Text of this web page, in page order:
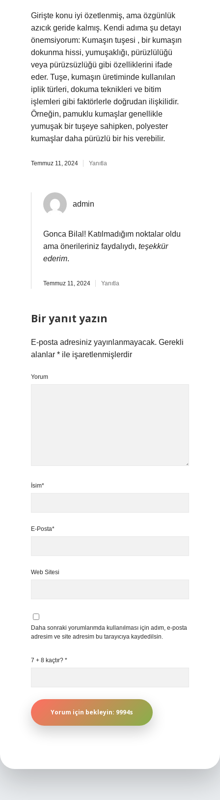
Girişte konu iyi özetlenmiş, ama özgünlük
azıcık geride kalmış. Kendi adıma şu detayı
önemsiyorum: Kumaşın tuşesi , bir kumaşın
dokunma hissi, yumuşaklığı, pürüzlülüğü
veya pürüzsüzlüğü gibi özelliklerini ifade
eder. Tuşe, kumaşın üretiminde kullanılan
iplik türleri, dokuma teknikleri ve bitim
işlemleri gibi faktörlerle doğrudan ilişkilidir.
Örneğin, pamuklu kumaşlar genellikle
yumuşak bir tuşeye sahipken, polyester
kumaşlar daha pürüzlü bir his verebilir.
Temmuz 11, 2024 Yanıtla
admin
Gonca Bilal! Katılmadığım noktalar oldu
ama önerileriniz faydalıydı, teşekkür
ederim.
Temmuz 11, 2024 Yanıtla
Bir yanıt yazın
E-posta adresiniz yayınlanmayacak. Gerekli
alanlar * ile işaretlenmişlerdir
Yorum
İsim*
E-Posta*
Web Sitesi
Daha sonraki yorumlarımda kullanılması için adım, e-posta
adresim ve site adresim bu tarayıcıya kaydedilsin.
7 + 8 kaçtır? *